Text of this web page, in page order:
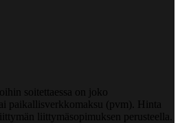
soitettaessa on joko
paikallisverkkomaksu (pvm). Hinta
liittymäsopimuksen perusteella.